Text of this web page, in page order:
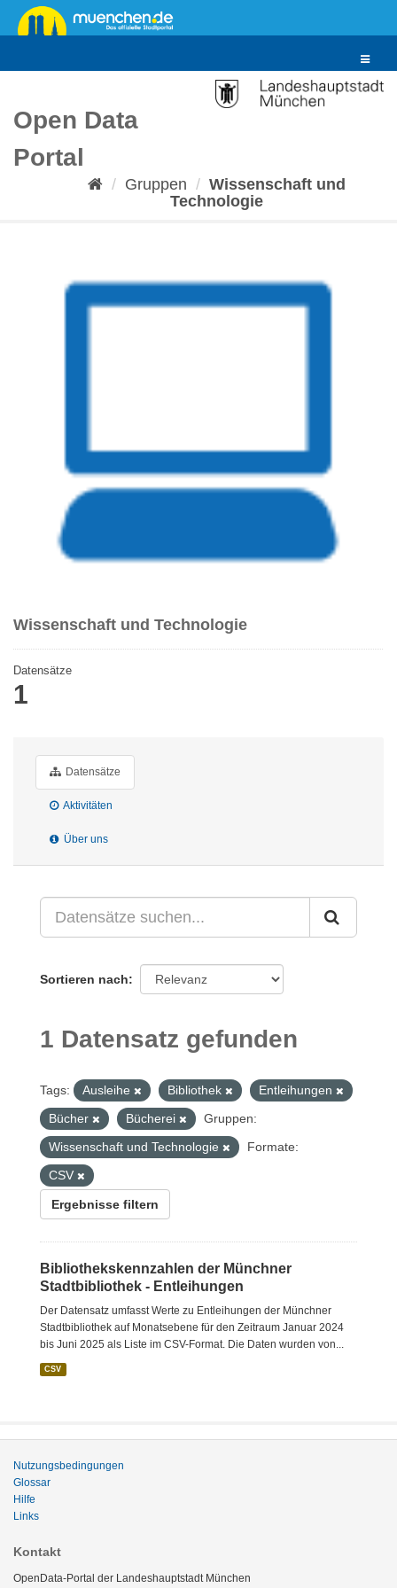
Überspringen
zum
Toggle
Open Data
Portal
Gruppen
Wissenschaft und
Technologie
Wissenschaft und Technologie
Datensätze
1
Datensätze
Aktivitäten
Über uns
Sortieren nach
1 Datensatz gefunden
Tags: Ausleihe Bibliothek
Entleihungen
Bücher
Bücherei
Gruppen:
Wissenschaft und Technologie
Formate:
CSV
Ergebnisse filtern
Bibliothekskennzahlen der Münchner
Stadtbibliothek - Entleihungen
Der Datensatz umfasst Werte zu Entleihungen der Münchner
Stadtbibliothek auf Monatsebene für den Zeitraum Januar 2024
bis Juni 2025 als Liste im CSV-Format. Die Daten wurden von...
CSV
Nutzungsbedingungen
Glossar
Hilfe
Links
Kontakt
OpenData-Portal der Landeshauptstadt München